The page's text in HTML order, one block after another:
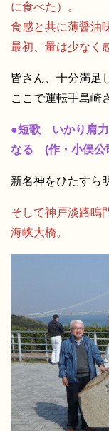
に食べた）。
食感と共に薄醤油
最初、量は少なく
皆さん、十分満足
ここで運転手島崎
●短歌 いかり肩力
なる (作・小俣公
新名神をひたすら
そして神戸淡路鳴
海峡大橋。